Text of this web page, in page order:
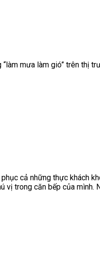
mưa làm gió” trên thị
cả những thực khách
vị trong căn bếp của mình.